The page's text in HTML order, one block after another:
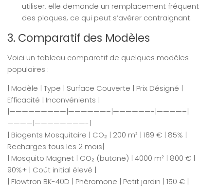
utiliser, elle demande un remplacement fréquent
des plaques, ce qui peut s’avérer contraignant.
3. Comparatif des Modèles
Voici un tableau comparatif de quelques modèles
populaires :
| Modèle | Type | Surface Couverte | Prix Désigné |
Efficacité | Inconvénients |
|—————————|——————–|——————-|————–|
————|————————-|
| Biogents Mosquitaire | CO₂ | 200 m² | 169 € | 85% |
Recharges tous les 2 mois|
| Mosquito Magnet | CO₂ (butane) | 4000 m² | 800 € |
90%+ | Coût initial élevé |
| Flowtron BK-40D | Phéromone | Petit jardin | 150 € |